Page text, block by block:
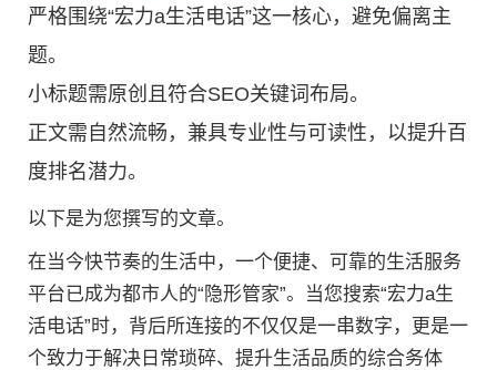
严格围绕“宏力a生活电话”这一核心，避免偏离主
题。
小标题需原创且符合SEO关键词布局。
正文需自然流畅，兼具专业性与可读性，以提升百
度排名潜力。
以下是为您撰写的文章。
在当今快节奏的生活中，一个便捷、可靠的生活服务
平台已成为都市人的“隐形管家”。当您搜索“宏力a生
活电话”时，背后所连接的不仅仅是一串数字，更是一
个致力于解决日常琐碎、提升生活品质的综合务体